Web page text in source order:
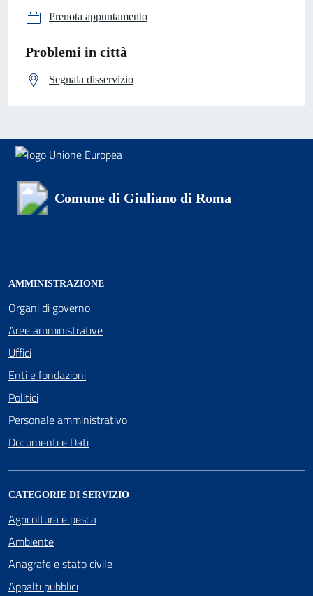
Prenota appuntamento
Problemi in città
Segnala disservizio
Comune di Giuliano di Roma
AMMINISTRAZIONE
Organi di governo
Aree amministrative
Uffici
Enti e fondazioni
Politici
Personale amministrativo
Documenti e Dati
CATEGORIE DI SERVIZIO
Agricoltura e pesca
Ambiente
Anagrafe e stato civile
Appalti pubblici